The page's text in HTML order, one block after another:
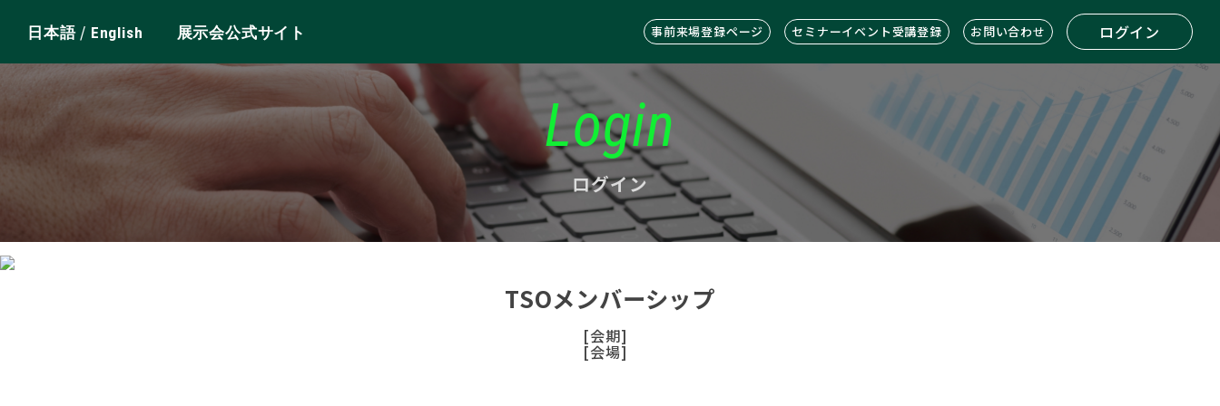
日本語/ English 展示会公式サイト 事前来場登録ページ セミナーイベント受講登録 お問い合わせ ログイン
Login
ログイン
TSOメンバーシップ
[会期]
[会場]